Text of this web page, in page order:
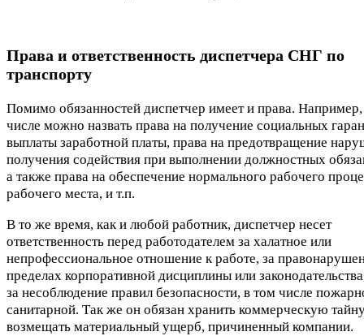
Права и ответственность диспетчера СНГ по
транспорту
Помимо обязанностей диспетчер имеет и права.
числе можно назвать права на получение социальных
выплаты заработной платы, права на предотвращение
получения содействия при выполнении должностных
а также права на обеспечение нормального рабочего
рабочего места, и т.п.
В то же время, как и любой работник, диспетчер несет
ответственность перед работодателем за халатное или
непрофессиональное отношение к работе, за
пределах корпоративной дисциплины или
за несоблюдение правил безопасности, в том числе
санитарной. Так же он обязан хранить коммерческую
возмещать материальный ущерб, причиненный компании.